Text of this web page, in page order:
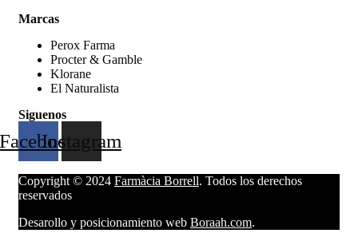
Marcas
Perox Farma
Procter & Gamble
Klorane
El Naturalista
Siguenos
Instagram
Copyright © 2024 Farmàcia Borrell. Todos los derechos
reservados
Desarollo y posicionamiento web Boraah.com.